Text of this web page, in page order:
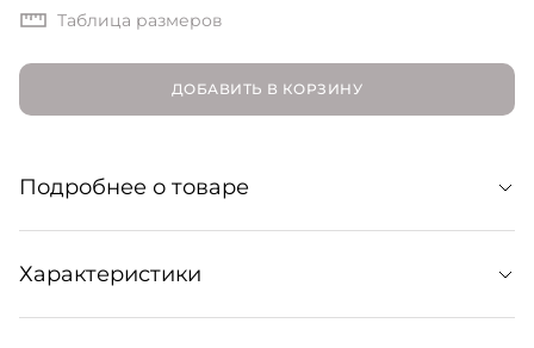
Таблица размеров
ДОБАВИТЬ В КОРЗИНУ
Подробнее о товаре
Топ из полупрозрачной органзы с внутренним вторым
слоем. Пример нетривиальной базы, с которой можно
Характеристики